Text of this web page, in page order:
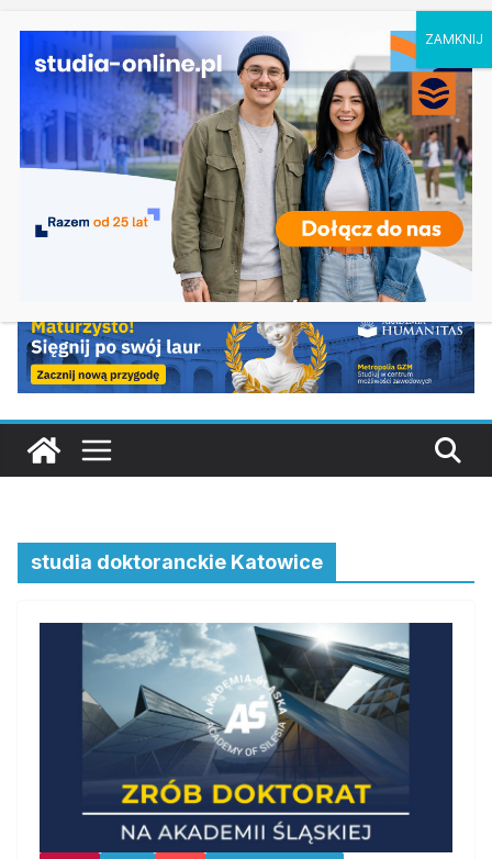
Ostatnie
wpisy:
Biologia w Rzeszowie
Filologia słowiańska w Krakowie
Studia historyczne w Łodzi
Analityka biznesowa i Data Science – Collegium
Da Vinci w Poznaniu
Chemia w Opolu
studia doktoranckie Katowice